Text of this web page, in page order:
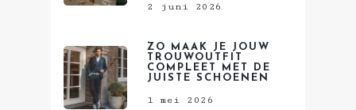
2 juni 2026
ZO MAAK JE JOUW
TROUWOUTFIT
COMPLEET MET DE
JUISTE SCHOENEN
1 mei 2026